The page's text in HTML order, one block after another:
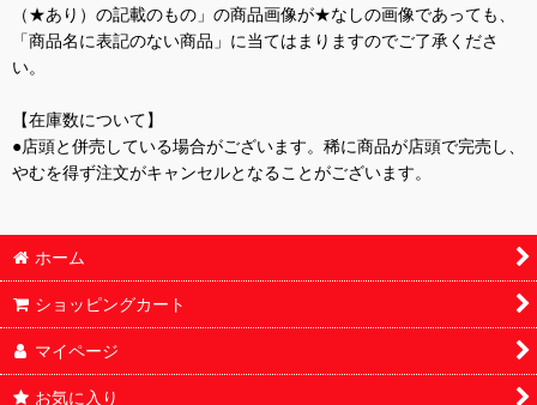
（★あり）の記載のもの」の商品画像が★なしの画像であっても、
「商品名に表記のない商品」に当てはまりますのでご了承くださ
い。
【在庫数について】
●店頭と併売している場合がございます。稀に商品が店頭で完売し、
やむを得ず注文がキャンセルとなることがございます。
ホーム
ショッピングカート
マイページ
お気に入り